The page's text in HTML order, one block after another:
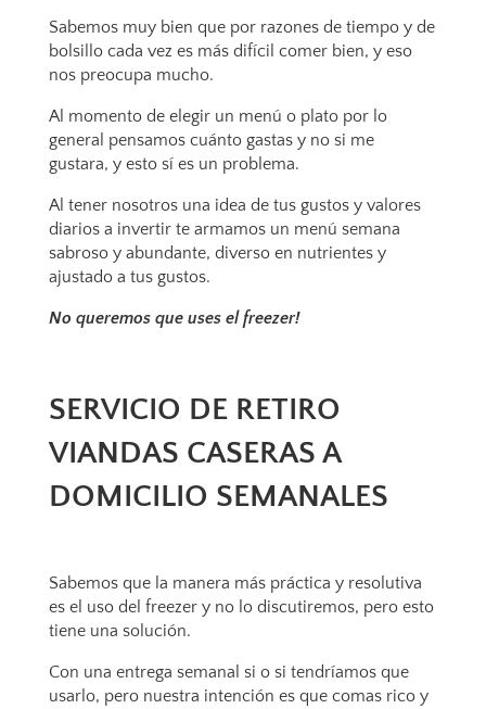
Sabemos muy bien que por razones de tiempo y de
bolsillo cada vez es más difícil comer bien, y eso
nos preocupa mucho.
Al momento de elegir un menú o plato por lo
general pensamos cuánto gastas y no si me
gustara, y esto sí es un problema.
Al tener nosotros una idea de tus gustos y valores
diarios a invertir te armamos un menú semana
sabroso y abundante, diverso en nutrientes y
ajustado a tus gustos.
No queremos que uses el freezer!
SERVICIO DE RETIRO
VIANDAS CASERAS A
DOMICILIO SEMANALES
Sabemos que la manera más práctica y resolutiva
es el uso del freezer y no lo discutiremos, pero esto
tiene una solución.
Con una entrega semanal si o si tendríamos que
usarlo, pero nuestra intención es que comas rico y